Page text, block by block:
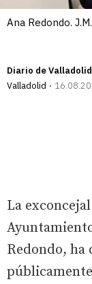
Ana Redondo.
Diario de
Valladolid
La
Redondo, ha